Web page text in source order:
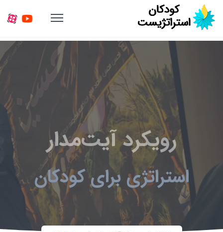
رویکرد آیت‌مدار
استراتژی برای کودکان